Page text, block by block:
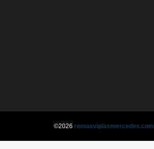
©2026 remaxviplasmercedes.com